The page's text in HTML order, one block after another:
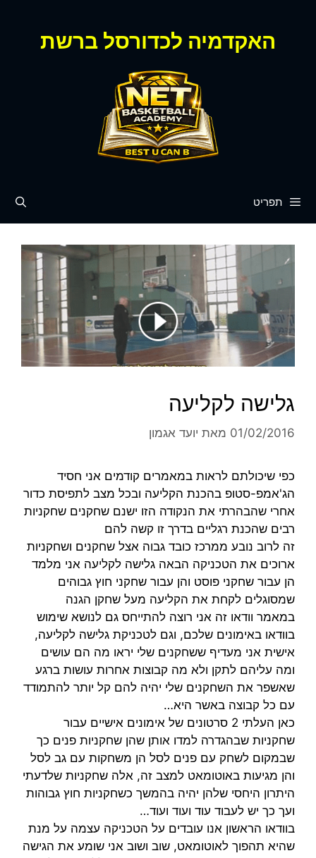
האקדמיה לכדורסל ברשת
תפריט
גלישה לקליעה
01/02/2016 מאת יועד אגמון
כפי שיכולתם לראות במאמרים קודמים אני חסיד
הג'אמפ-סטופ בהכנת הקליעה ובכל מצב לתפיסת כדור
אחרי שהבהרתי את הנקודה הזו ישנם שחקנים שחקניות
רבים שהכנת רגליים בדרך זו קשה להם
זה לרוב נובע ממרכז כובד גבוה אצל שחקנים ושחקניות
ארוכים את הטכניקה הבאה גלישה לקליעה אני מלמד
הן עבור שחקני פוסט והן עבור שחקני חוץ גבוהים
שמסוגלים לקחת את הקליעה מעל שחקן הגנה
במאמר וודאו זה אני רוצה להתייחס גם לנושא שימוש
בוודאו באימונים שלכם, וגם לטכניקת גלישה לקליעה,
אישית אני מעדיף ששחקנים שלי יראו מה הם עושים
ומה עליהם לתקן ולא מה קבוצות אחרות עושות ברגע
שאשפר את השחקנים שלי יהיה להם קל יותר להתמודד
עם כל קבוצה באשר היא…
כאן העלתי 2 סרטונים של אימונים אישיים עבור
שחקניות שבהגדרה למדו אותן שהן שחקניות פנים כך
שבמקום לשחק עם פנים לסל הן משחקות עם גב לסל
והן מגיעות באוטומאט למצב זה, אלה שחקניות שלדעתי
היתרון היחסי שלהן יהיה בהמשך כשחקניות חוץ גבוהות
ועך כך יש לעבוד עוד ועוד ועוד…
בוודאו הראשון אנו עובדים על הטכניקה עצמה על מנת
שהיא תהפוך לאוטומאט, שוב ושוב אני שומע את הגישה